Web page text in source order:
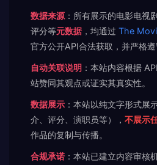
数据来源 ：所有展示的电影电视
评分等元数据，均通过 The
官方公开API合法获取，并严格
自动关联说明 ：本站内容根据
站赞同其观点或证实其真实性。
数据展示 ：本站以纯文字形式展
介、评分、演职员等）， 不展示
作品的复制与传播。
合规承诺 ：本站已建立内容审核